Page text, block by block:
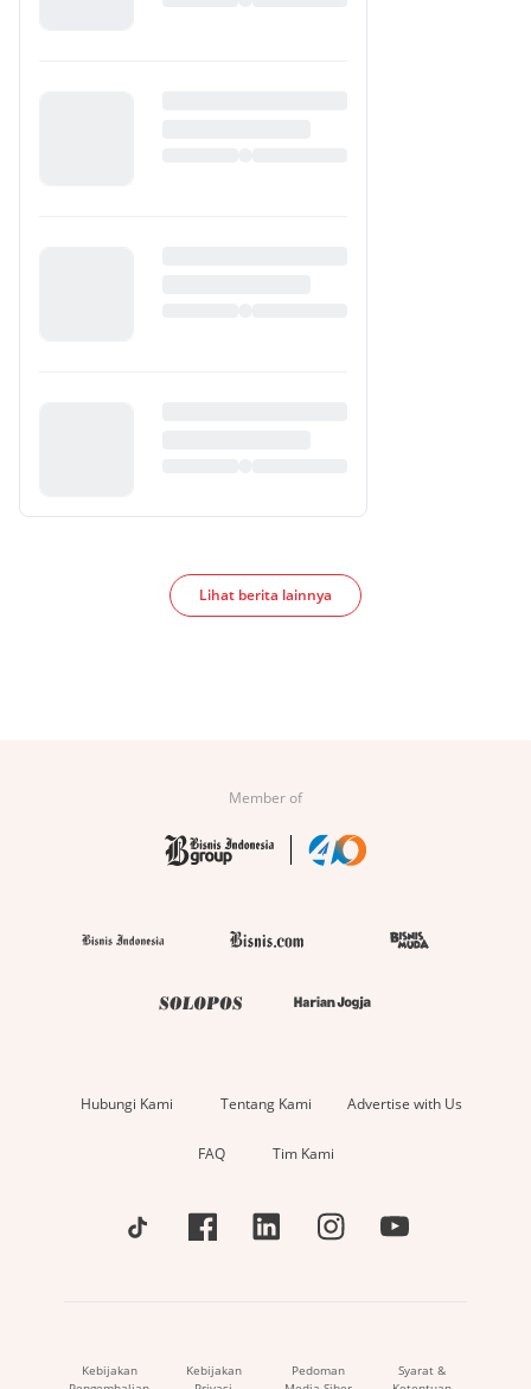
Lihat berita lainnya
Member of
Hubungi Kami Tentang Kami Advertise with Us
FAQ Tim Kami
Kebijakan
Kebijakan
Pedoman
Syarat &